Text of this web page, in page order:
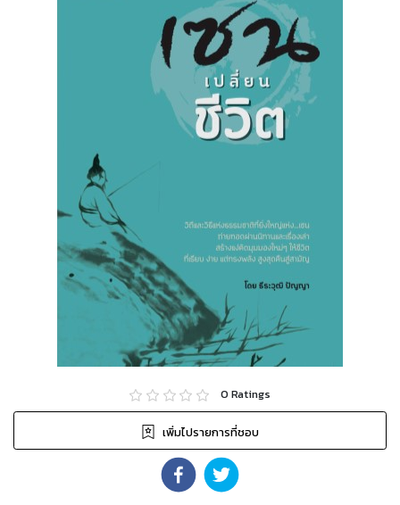
0 Ratings
เพิ่มไปรายการที่ชอบ